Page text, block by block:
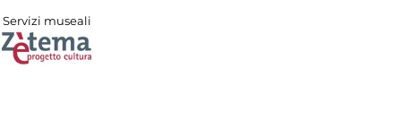
Servizi museali